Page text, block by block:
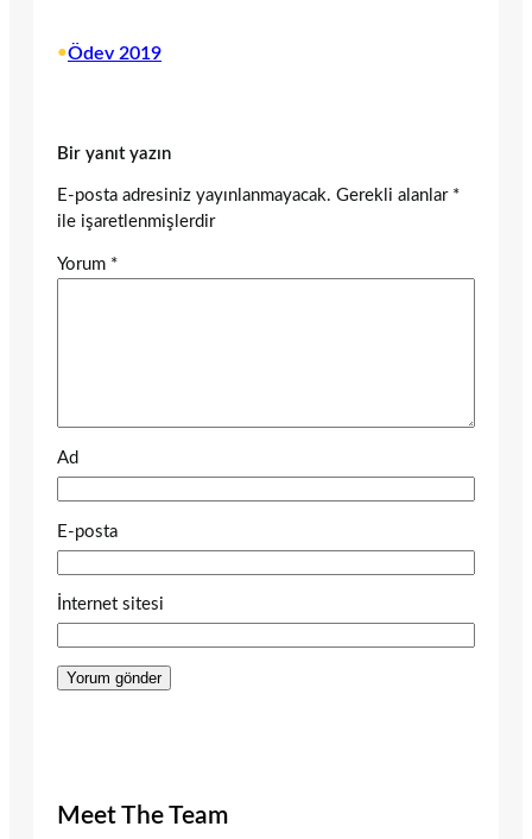
•Ödev 2019
Bir yanıt yazın
E-posta adresiniz yayınlanmayacak. Gerekli alanlar *
ile işaretlenmişlerdir
Yorum *
Ad
E-posta
İnternet sitesi
Meet The Team